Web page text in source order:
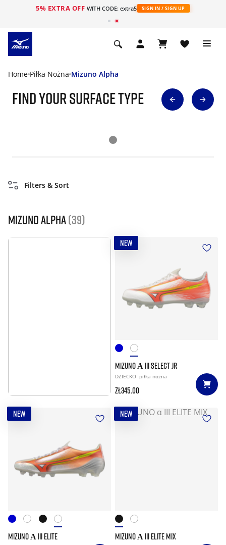
5% EXTRA OFF WITH CODE: extra5 SIGN IN / SIGN UP
Home Piłka Nożna Mizuno Alpha
find your surface type
Filters & Sort
Mizuno Alpha(39)
NEW
MIZUNO Α III SELECT JR
DZIECKO piłka nożna
zł345.00
NEW
MIZUNO Α III ELITE
NEW
MIZUNO Α III ELITE MIX